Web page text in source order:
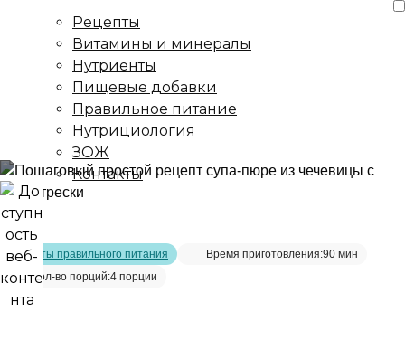
Рецепты
Витамины и минералы
Нутриенты
Пищевые добавки
Правильное питание
Нутрициология
ЗОЖ
Контакты
Главная страница
трески
Рецепты правильного питания Время приготовления:90 мин
Кол-во порций:4 порции